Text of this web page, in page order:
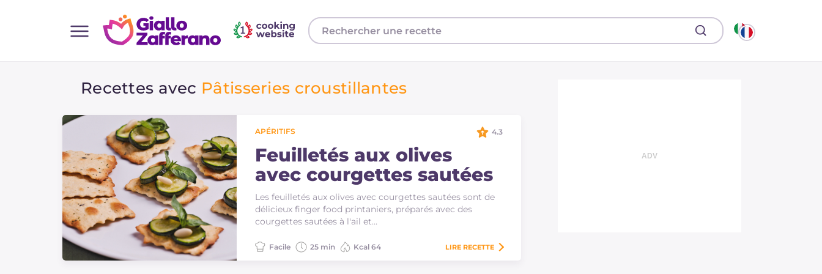
Toutes les recettes
Plats principaux
Boissons et rafraîchissements
Accompagnement
Pizzas et focaccia
Gateaux et patisserie
Recettes avec Pâtisseries croustillantes
APÉRITIFS
Feuilletés aux olives
avec courgettes sautées
Les feuilletés aux olives avec courgettes sautées sont de
délicieux finger food printaniers, préparés avec des
courgettes sautées à l'ail et…
4.3
Facile 25 min Kcal 64 LIRE RECETTE